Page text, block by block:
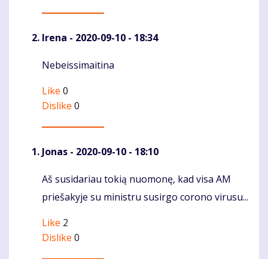
Irena - 2020-09-10 - 18:34
Komentaras
Nebeissimaitina
Like 0
Dislike 0
Jonas - 2020-09-10 - 18:10
Komentaras
Aš susidariau tokią nuomonę, kad visa AM
priešakyje su ministru susirgo corono virusu...
Like 2
Dislike 0